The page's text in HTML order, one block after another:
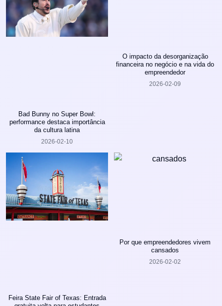
Bad Bunny no Super Bowl:
performance destaca importância
da cultura latina
2026-02-10
O impacto da desorganização
financeira no negócio e na vida do
empreendedor
2026-02-09
Feira State Fair of Texas: Entrada
Por que empreendedores vivem
cansados
2026-02-02